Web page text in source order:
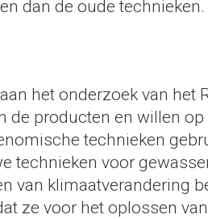
dan de oude technieken.
het onderzoek van het
de producten en willen
technieken
technieken voor
van klimaatverandering
ze voor het oplossen van